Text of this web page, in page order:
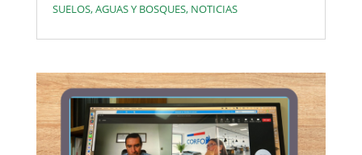
SUELOS, AGUAS Y BOSQUES, NOTICIAS